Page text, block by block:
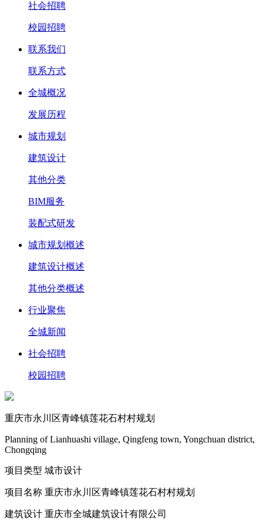
社会招聘
校园招聘
联系我们
联系方式
全城概况
发展历程
城市规划
建筑设计
其他分类
BIM服务
装配式研发
城市规划概述
建筑设计概述
其他分类概述
行业聚焦
全城新闻
社会招聘
校园招聘
重庆市永川区青峰镇莲花石村村规划
Planning of Lianhuashi village, Qingfeng town, Yongchuan district,
Chongqing
项目类型 城市设计
项目名称 重庆市永川区青峰镇莲花石村村规划
建筑设计 重庆市全城建筑设计有限公司